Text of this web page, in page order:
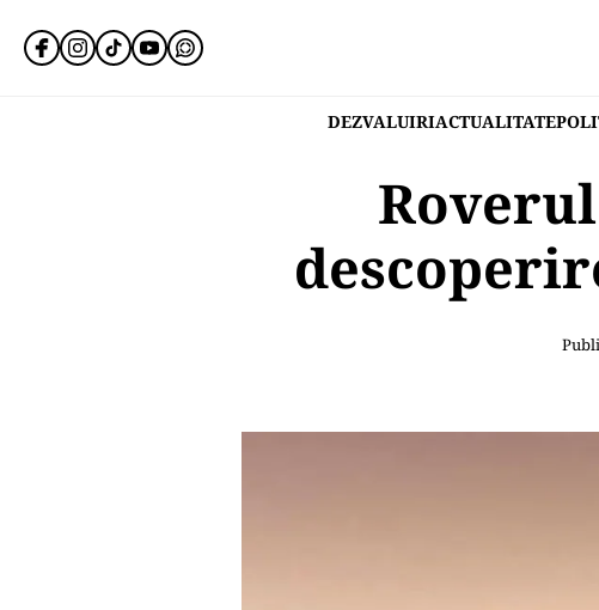
DEZVALUIRIACTUALITATE